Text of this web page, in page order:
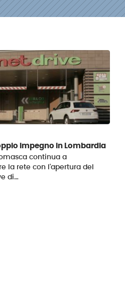
impegno in Lombardia
continua a
la rete con l'apertura del
di…